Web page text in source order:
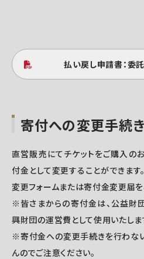
払い戻し申請書：委
寄付への変更手続き
直営販売にてチケットをご購入の
付金として変更することができます
変更フォームまたは寄付金変更届を
※皆さまからの寄付金は、公益財
興財団の運営費として使用いたしま
※寄付金への変更手続きを行わな
んのでご注意ください。